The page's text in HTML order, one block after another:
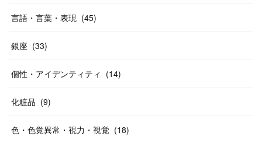
言語・言葉・表現 (45)
銀座 (33)
個性・アイデンティティ (14)
化粧品 (9)
色・色覚異常・視力・視覚 (18)